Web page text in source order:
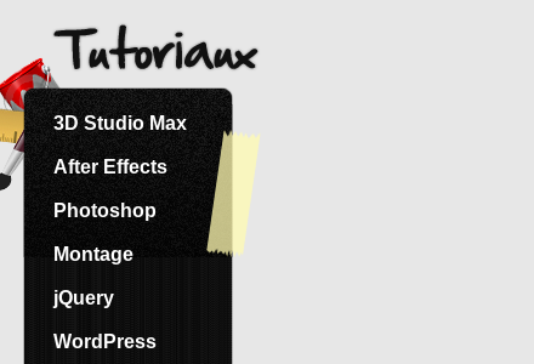
3D Studio Max
After Effects
Photoshop
Montage
jQuery
WordPress